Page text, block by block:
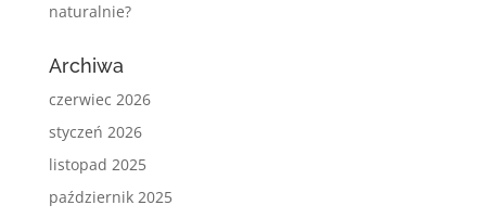
naturalnie?
Archiwa
czerwiec 2026
styczeń 2026
listopad 2025
październik 2025